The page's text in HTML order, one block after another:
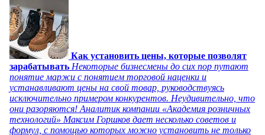
Как установить цены, которые позволят
зарабатывать Некоторые бизнесмены до сих пор путают
понятие маржи с понятием торговой наценки и
устанавливают цены на свой товар, руководствуясь
исключительно примером конкурентов. Неудивительно, что
они разоряются! Аналитик компании «Академия розничных
технологий» Максим Горшков дает несколько советов и
формул, с помощью которых можно установить не только